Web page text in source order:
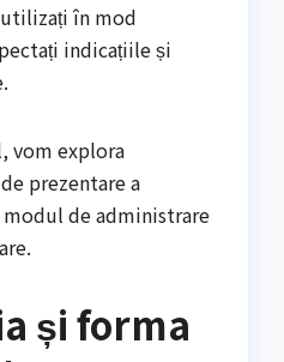
în mod
indicațiile și
vom explora
prezentare a
de administrare
și forma